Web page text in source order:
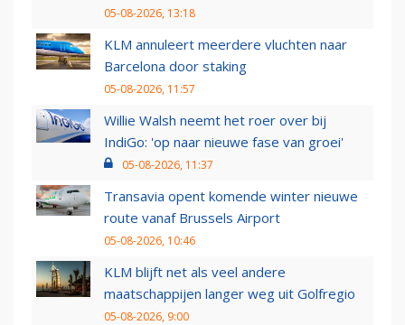
05-08-2026, 13:18
KLM annuleert meerdere vluchten naar
Barcelona door staking
05-08-2026, 11:57
Willie Walsh neemt het roer over bij
IndiGo: 'op naar nieuwe fase van groei'
05-08-2026, 11:37
Transavia opent komende winter nieuwe
route vanaf Brussels Airport
05-08-2026, 10:46
KLM blijft net als veel andere
maatschappijen langer weg uit Golfregio
05-08-2026, 9:00